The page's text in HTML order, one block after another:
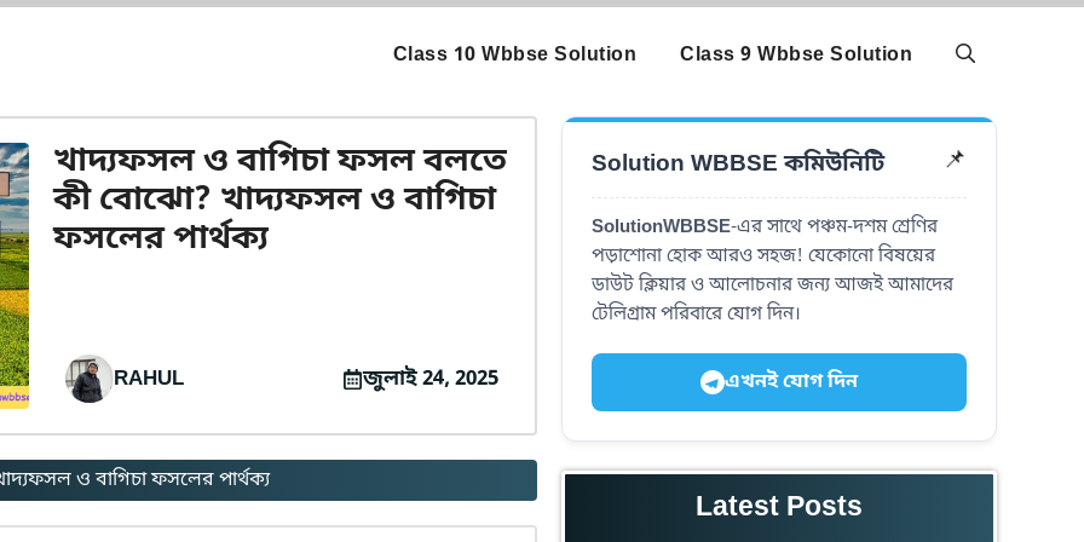
Class 10 Wbbse Solution Class 9 Wbbse Solution
খাদ্যফসল ও বাগিচা ফসল বলতে
কী বোঝো? খাদ্যফসল ও বাগিচা
ফসলের পার্থক্য
RAHUL জুলাই 24, 2025
ও বাগিচা ফসলের পার্থক্য
Solution WBBSE কমিউনিটি 📌
SolutionWBBSE-এর সাথে পঞ্চম-দশম শ্রেণির
পড়াশোনা হোক আরও সহজ! যেকোনো বিষয়ের
ডাউট ক্লিয়ার ও আলোচনার জন্য আজই আমাদের
টেলিগ্রাম পরিবারে যোগ দিন।
এখনই যোগ দিন
Latest Posts